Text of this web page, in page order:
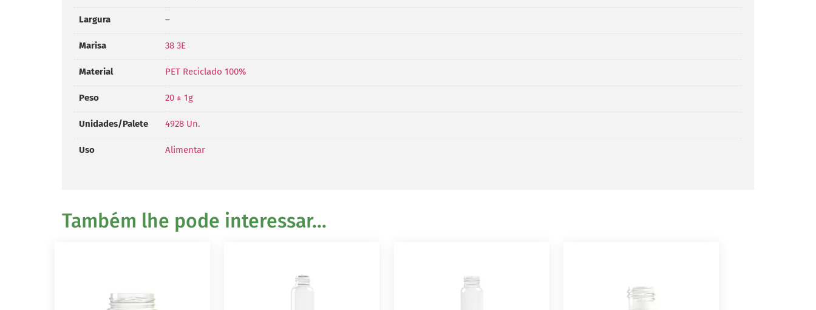
Largura –
Marisa 38 3E
Material PET Reciclado 100%
Peso 20 ± 1g
Unidades/Palete 4928 Un.
Uso Alimentar
Também lhe pode interessar...